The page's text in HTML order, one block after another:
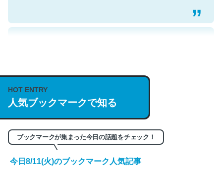
https://isobe324649.hatenablog.com/entry/2023/03/27
/064121
─GPTの仕組みと限界についての考察（１） - conceptualization
これは良記事。32768トークンだと英語小説100ページ分
HOT ENTRY
人気ブックマークで知る
ブックマークが集まった今日の話題をチェック！
今日8/11(火)のブックマーク人気記事